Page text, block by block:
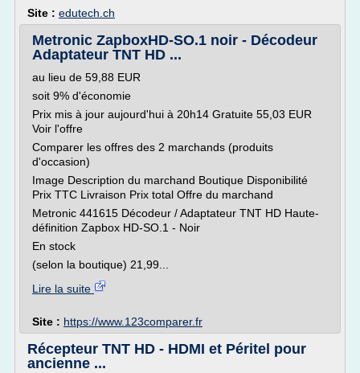
Site : edutech.ch
Metronic ZapboxHD-SO.1 noir - Décodeur
Adaptateur TNT HD ...
au lieu de 59,88 EUR
soit 9% d'économie
Prix mis à jour aujourd'hui à 20h14 Gratuite 55,03 EUR
Voir l'offre
Comparer les offres des 2 marchands (produits
d'occasion)
Image Description du marchand Boutique Disponibilité
Prix TTC Livraison Prix total Offre du marchand
Metronic 441615 Décodeur / Adaptateur TNT HD Haute-
définition Zapbox HD-SO.1 - Noir
En stock
(selon la boutique) 21,99...
Lire la suite
Site : https://www.123comparer.fr
Récepteur TNT HD - HDMI et Péritel pour
ancienne ...